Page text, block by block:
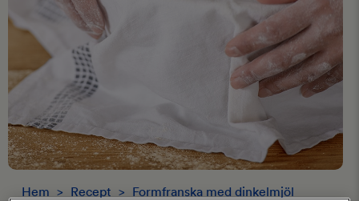
Hem > Recept > Formfranska med dinkelmjöl